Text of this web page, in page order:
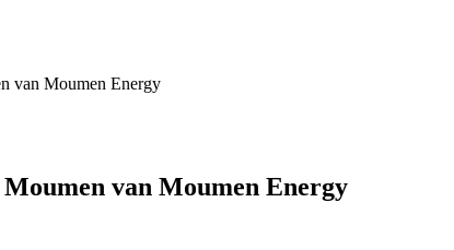
van Moumen Energy
van Moumen Energy